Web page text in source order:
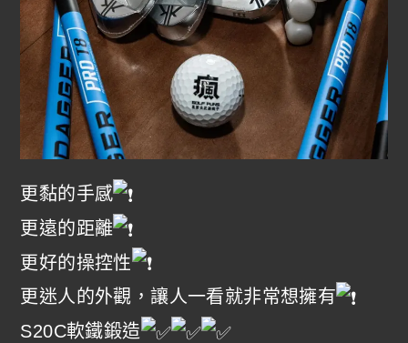
更黏的手感
更遠的距離
更好的操控性
更迷人的外觀，讓人一看就非常想擁有
S20C軟鐵鍛造